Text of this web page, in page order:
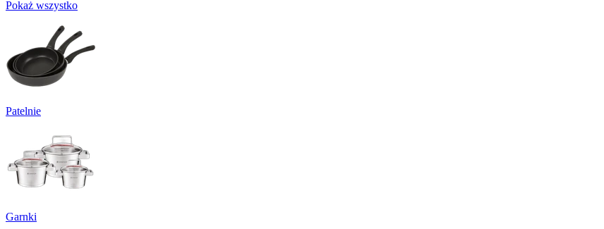
Pokaż wszystko
Patelnie
Garnki